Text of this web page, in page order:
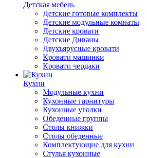
Детская мебель
Детские готовые комплекты
Детские модульные комнаты
Детские кровати
Детские Диваны
Двухъярусные кровати
Кровати машинки
Кровати чердаки
Кухни
Модульные кухни
Кухонные гарнитуры
Кухонные уголки
Обеденные группы
Столы книжки
Столы обеденные
Комплектующие для кухни
Стулья кухонные